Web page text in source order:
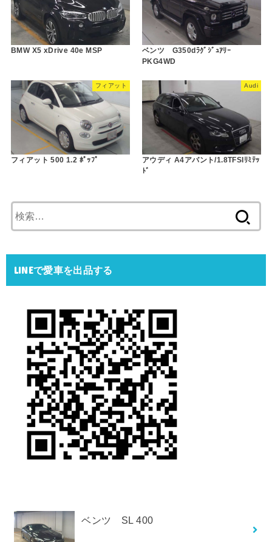
BMW X5 xDrive 40e MSP
ベンツ G350dﾗｸﾞｼﾞｭｱﾘｰ
PKG4WD
フィアット
フィアット 500 1.2 ﾎﾟｯﾌﾟ
Audi
アウディ A4アバント/1.8TFSIﾘﾐﾃｯ
ﾄﾞ
索:
LINEで愛車を出品する
ベンツ SL 400